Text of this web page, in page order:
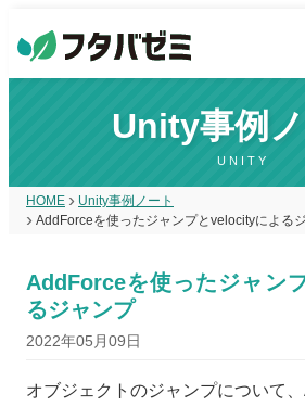
Unity事例
UNITY
HOME
Unity事例ノート
AddForceを使ったジャンプとvelocityによる
AddForceを使ったジャン
るジャンプ
2022年05月09日
オブジェクトのジャンプについて